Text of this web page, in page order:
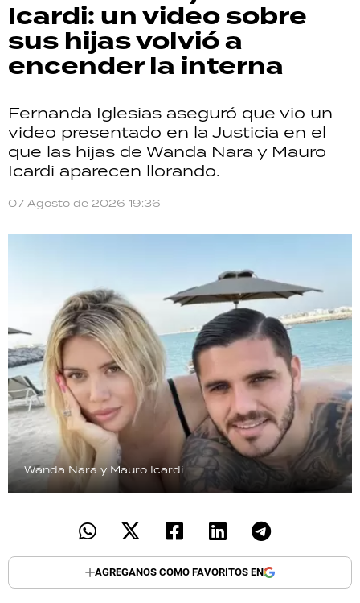
Icardi: un video sobre
sus hijas volvió a
encender la interna
Fernanda Iglesias aseguró que vio un
video presentado en la Justicia en el
que las hijas de Wanda Nara y Mauro
Icardi aparecen llorando.
07 Agosto de 2026 19:36
Wanda Nara y Mauro Icardi
AGREGANOS COMO FAVORITOS EN